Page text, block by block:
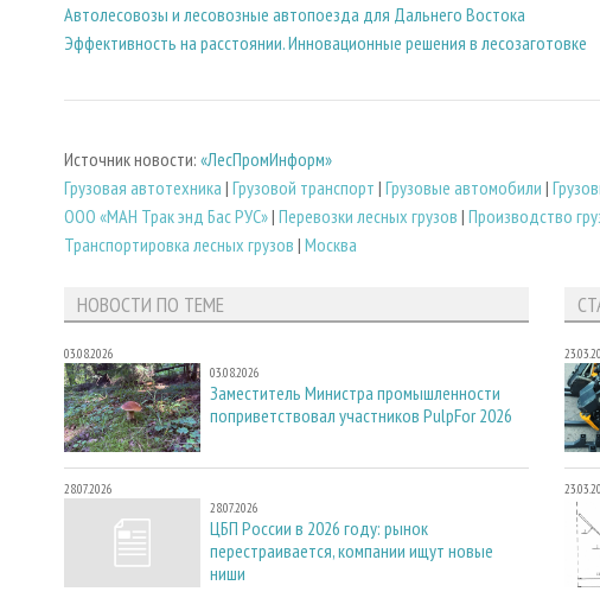
Автолесовозы и лесовозные автопоезда для Дальнего Востока
Эффективность на расстоянии. Инновационные решения в лесозаготовке
Источник новости: «ЛесПромИнформ»
Грузовая автотехника | Грузовой транспорт | Грузовые автомобили |
ООО «МАН Трак энд Бас РУС»| Перевозки лесных грузов | Производство
Транспортировка лесных грузов | Москва
НОВОСТИ ПО ТЕМЕ
03.08.2026
03.08.2026
Заместитель Министра промышленности
поприветствовал участников PulpFor 2026
28.07.2026
28.07.2026
ЦБП России в 2026 году: рынок
перестраивается, компании ищут новые
ниши